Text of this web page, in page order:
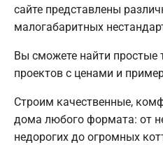
сайте представлены
малогабаритных
Вы сможете найти простые
проектов с ценами и
Строим качественные,
дома любого формата: от
недорогих до огромных